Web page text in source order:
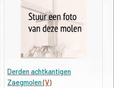
Derden achtkantigen
Zaegmolen(V)